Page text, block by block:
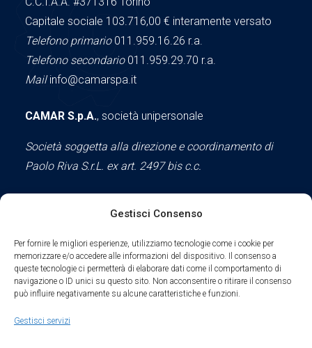
Gestisci Consenso
Per fornire le migliori esperienze, utilizziamo tecnologie come i cookie per
memorizzare e/o accedere alle informazioni del dispositivo. Il consenso a
queste tecnologie ci permetterà di elaborare dati come il comportamento di
navigazione o ID unici su questo sito. Non acconsentire o ritirare il consenso
può influire negativamente su alcune caratteristiche e funzioni.
Gestisci servizi
Capitale sociale 103.716,00 € interamente versato
Telefono primario011.959.16.26 r.a.
Telefono secondario011.959.29.70 r.a.
Mailinfo@camarspa.it
CAMAR S.p.A., società unipersonale
Società soggetta alla direzione e coordinamento di
Paolo Riva S.r.L. ex art. 2497 bis c.c.